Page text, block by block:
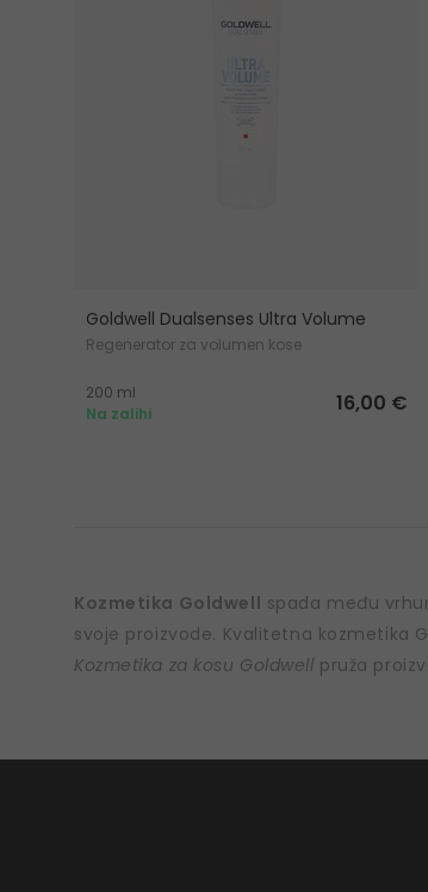
Goldwell Dualsenses Ultra Volume
Regenerator za volumen kose
200 ml
Na zalihi
16,00 €
Kozmetika Goldwell spada među
svoje proizvode. Kvalitetna kozmetika
Kozmetika za kosu Goldwell pruža